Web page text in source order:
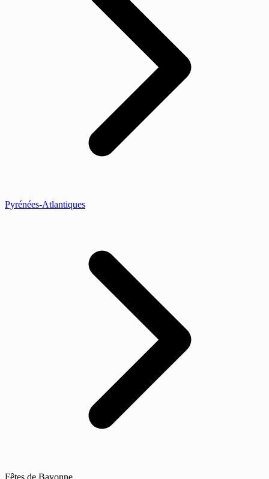
Pyrénées-Atlantiques
Fêtes de Bayonne